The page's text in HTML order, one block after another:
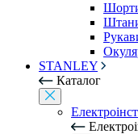
STANLEY
Каталог